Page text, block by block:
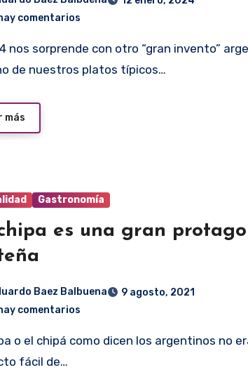
comentarios
de nuestros platos típicos…
más
Gastronomía
es una gran
Baez Balbuena
9 agosto, 2021
comentarios
fácil de…